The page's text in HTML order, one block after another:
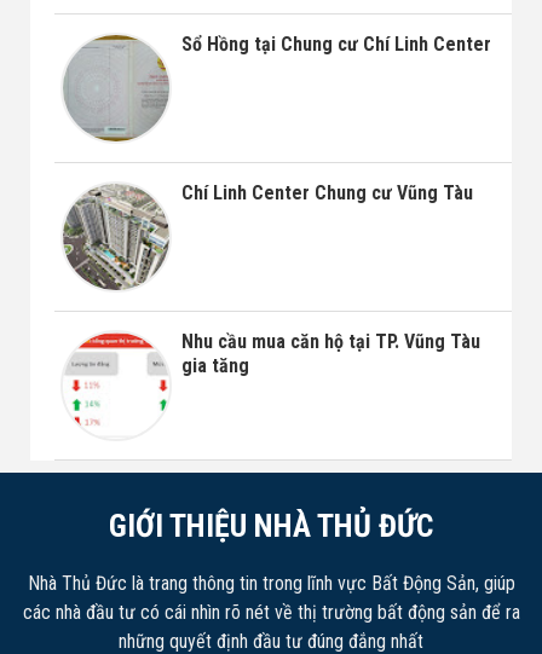
Sổ Hồng tại Chung cư Chí Linh Center
Chí Linh Center Chung cư Vũng Tàu
Nhu cầu mua căn hộ tại TP. Vũng Tàu
gia tăng
GIỚI THIỆU NHÀ THỦ ĐỨC
Nhà Thủ Đức là trang thông tin trong lĩnh vực Bất Động Sản, giúp
các nhà đầu tư có cái nhìn rõ nét về thị trường bất động sản để ra
những quyết định đầu tư đúng đắng nhất